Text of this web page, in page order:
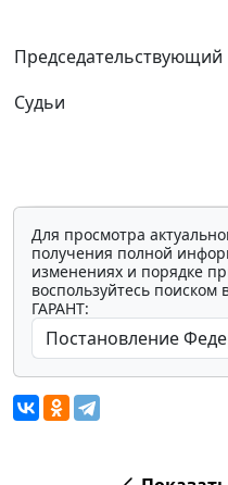
Председательствующий
Судьи
Для просмотра
получения полной
изменениях и порядке
воспользуйтесь
ГАРАНТ: